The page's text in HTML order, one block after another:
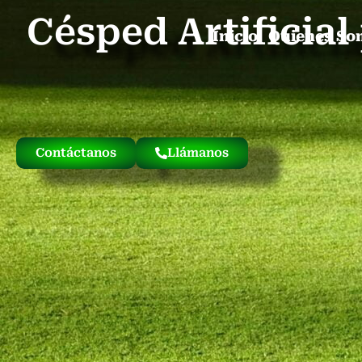
Inicio Quienes
Césped Artificial
Contáctanos Llámanos